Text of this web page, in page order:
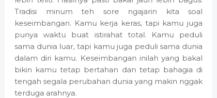
Tradisi minum teh sore ngajarin kita soal
keseimbangan. Kamu kerja keras, tapi kamu juga
punya waktu buat istirahat total. Kamu peduli
sama dunia luar, tapi kamu juga peduli sama dunia
dalam diri kamu. Keseimbangan inilah yang bakal
bikin kamu tetap bertahan dan tetap bahagia di
tengah segala perubahan dunia yang makin nggak
terduga arahnya.